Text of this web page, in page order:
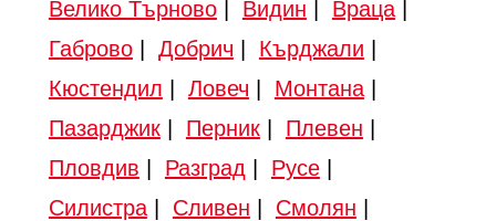
Велико Търново| Видин Враца|
Габрово| Добрич Кърджали
Кюстендил
Ловеч Монтана|
Пазарджик| Перник| Плевен
Пловдив
Разград Русе|
Силистра| Сливен Смолян